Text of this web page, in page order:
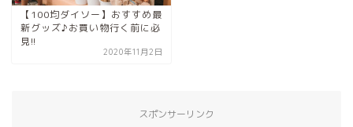
【100均ダイソー】おすすめ最
新グッズ♪お買い物行く前に必
見!!
2020年11月2日
スポンサーリンク